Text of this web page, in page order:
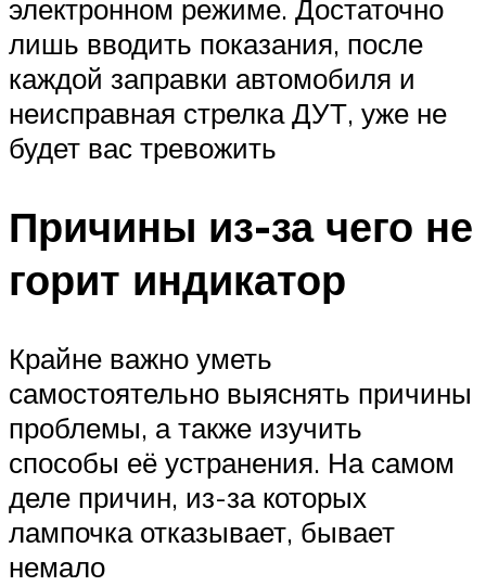
электронном режиме. Достаточно
лишь вводить показания, после
каждой заправки автомобиля и
неисправная стрелка ДУТ, уже не
будет вас тревожить
Причины из-за чего не
горит индикатор
Крайне важно уметь
самостоятельно выяснять причины
проблемы, а также изучить
способы её устранения. На самом
деле причин, из-за которых
лампочка отказывает, бывает
немало